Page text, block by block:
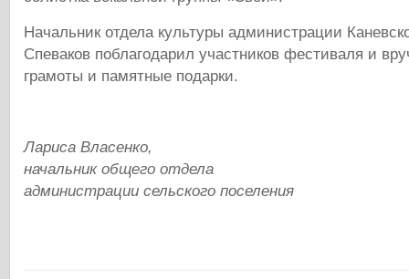
Начальник отдела культуры администрации
Спеваков поблагодарил участников фестиваля и
грамоты и памятные подарки.
Лариса Власенко,
начальник общего отдела
администрации сельского поселения